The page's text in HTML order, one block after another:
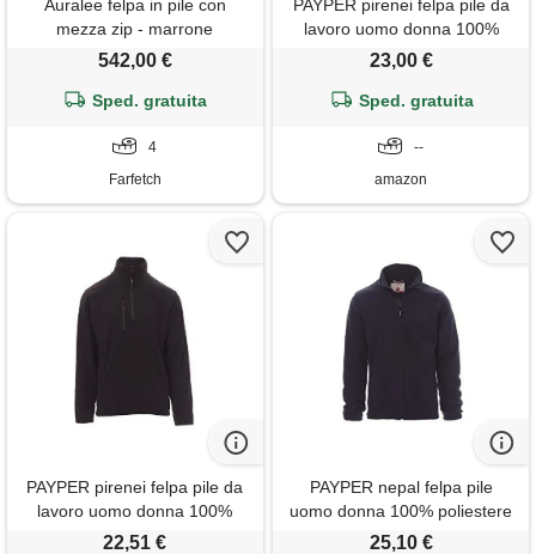
Auralee felpa in pile con
mezza zip - marrone
542,00 €
Sped. gratuita
4
Farfetch
PAYPER pirenei felpa pile da
lavoro uomo donna 100%
poliestere mezza chiusura zip
elastici stringi polso tasca
frontale nero (m)
23,00 €
Sped. gratuita
--
amazon
PAYPER pirenei felpa pile da
lavoro uomo donna 100%
poliestere mezza chiusura zip
22,51 €
PAYPER nepal felpa pile
uomo donna 100% poliestere
chiusura zip elastici stringi
25,10 €